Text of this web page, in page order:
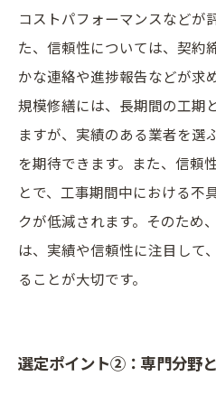
コストパフォーマンスなどが
た、信頼性については、契約
かな連絡や進捗報告などが求
規模修繕には、長期間の工期
ますが、実績のある業者を選
を期待できます。また、信頼
とで、工事期間中における不
クが低減されます。そのため
は、実績や信頼性に注目して
ることが大切です。
選定ポイント②：専門分野